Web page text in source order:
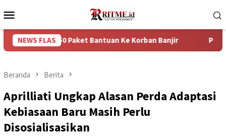
ke
Mobile
NEWS FLAS
750 Paket Bantuan Ke Korban Banjir Puncak Arus
Beranda Berita
Aprilliati Ungkap Alasan Perda Adaptasi
Kebiasaan Baru Masih Perlu
Disosialisasikan